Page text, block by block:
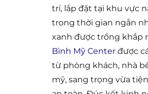
trí, lắp đặt tại khu vực
trong thời gian ngắn
xanh được trồng khắp
Bình Mỹ Center được
từ phòng khách, nhà
mỹ, sang trọng vừa